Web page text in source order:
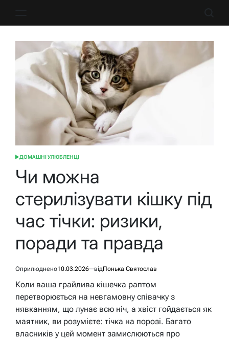
ОПУБЛІКУВАТИ
ДОМАШНІ УЛЮБЛЕНЦІ
Чи можна
стерилізувати кішку під
час тічки: ризики,
поради та правда
Оприлюднено10.03.2026 відПонька Святослав
Коли ваша грайлива кішечка раптом
перетворюється на невгамовну співачку з
нявканням, що лунає всю ніч, а хвіст гойдається як
маятник, ви розумієте: тічка на порозі. Багато
власників у цей момент замислюються про